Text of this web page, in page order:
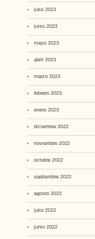
julio 2023
junio 2023
mayo 2023
abril 2023
marzo 2023
febrero 2023
enero 2023
diciembre 2022
noviembre 2022
octubre 2022
septiembre 2022
agosto 2022
julio 2022
junio 2022